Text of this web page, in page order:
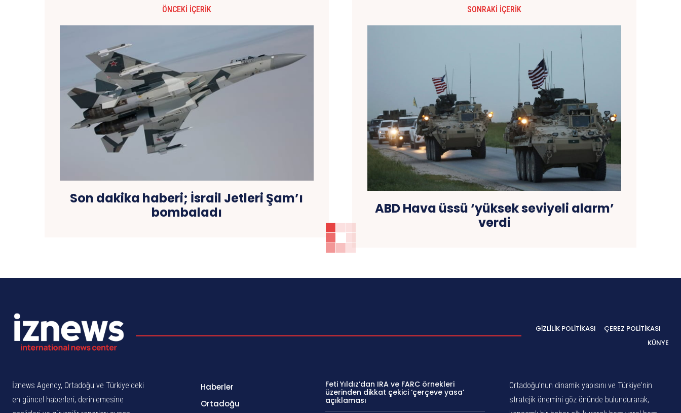
ÖNCEKI İÇERIK
Son dakika haberi; İsrail Jetleri Şam’ı
bombaladı
SONRAKI İÇERIK
ABD Hava üssü ‘yüksek seviyeli alarm’
verdi
GIZLILIK POLITIKASI
ÇEREZ POLITIKASI
KÜNYE
İznews Agency, Ortadoğu ve Türkiye'deki
en güncel haberleri, derinlemesine
Haberler
Ortadoğu
Feti Yıldız’dan IRA ve FARC örnekleri
üzerinden dikkat çekici ‘çerçeve yasa’
açıklaması
Ortadoğu’nun dinamik yapısını ve Türkiye'nin
stratejik önemini göz önünde bulundurarak,